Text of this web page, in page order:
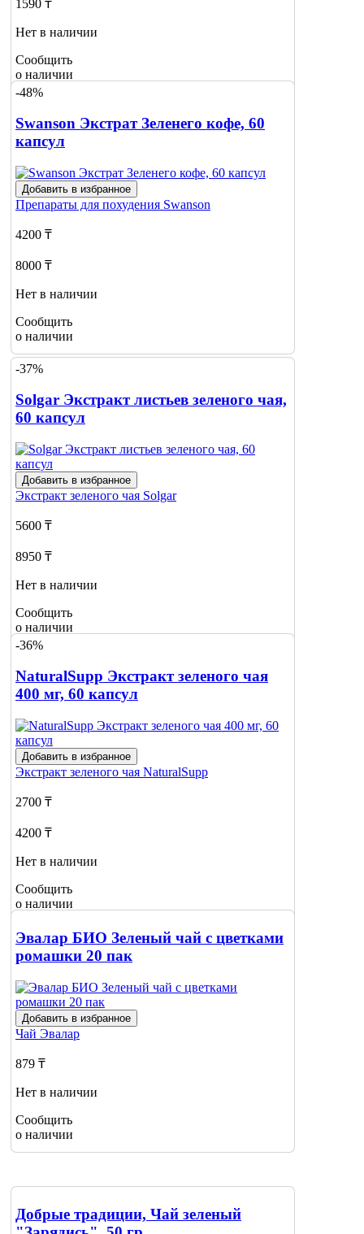
1590 ₸
Нет в наличии
Сообщить
о наличии
1
-48%
Swanson Экстрат Зеленего кофе, 60
капсул
Добавить в избранное
Препараты для похудения Swanson
4200 ₸
8000 ₸
Нет в наличии
Сообщить
о наличии
-37%
Solgar Экстракт листьев зеленого чая,
60 капсул
Добавить в избранное
Экстракт зеленого чая Solgar
5600 ₸
8950 ₸
Нет в наличии
Сообщить
о наличии
-36%
NaturalSupp Экстракт зеленого чая
400 мг, 60 капсул
Добавить в избранное
Экстракт зеленого чая NaturalSupp
2700 ₸
4200 ₸
Нет в наличии
Сообщить
о наличии
Эвалар БИО Зеленый чай с цветками
ромашки 20 пак
Добавить в избранное
Чай Эвалар
879 ₸
Нет в наличии
Сообщить
о наличии
Добрые традиции, Чай зеленый